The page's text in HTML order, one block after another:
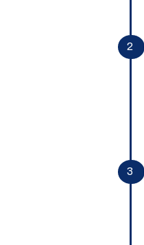
2
3